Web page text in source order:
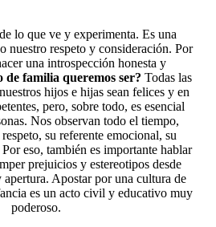
lo que ve y experimenta. Es una
nuestro respeto y consideración. Por
una introspección honesta y
de familia queremos ser? Todas las
hijos e hijas sean felices y en
pero, sobre todo, es esencial
Nos observan todo el tiempo,
su referente emocional, su
eso, también es importante hablar
prejuicios y estereotipos desde
apertura. Apostar por una cultura de
es un acto civil y educativo muy
poderoso.